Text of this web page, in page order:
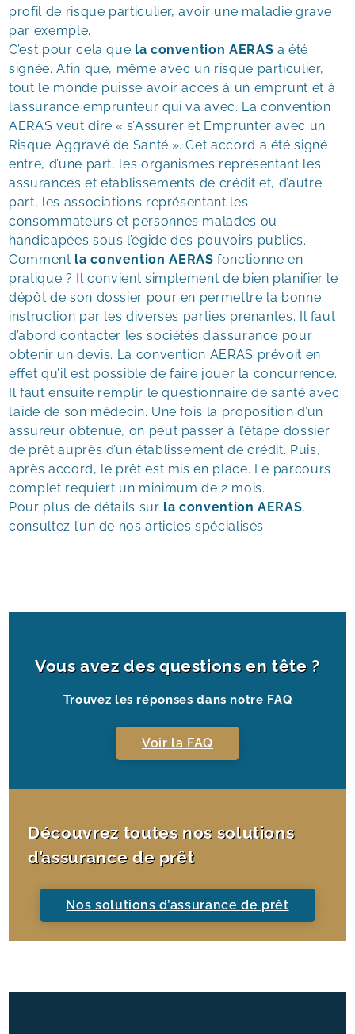
profil de risque particulier, avoir une maladie grave
par exemple.
C’est pour cela que la convention AERAS a été
signée. Afin que, même avec un risque particulier,
tout le monde puisse avoir accès à un emprunt et à
l’assurance emprunteur qui va avec. La convention
AERAS veut dire « s’Assurer et Emprunter avec un
Risque Aggravé de Santé ». Cet accord a été signé
entre, d’une part, les organismes représentant les
assurances et établissements de crédit et, d’autre
part, les associations représentant les
consommateurs et personnes malades ou
handicapées sous l’égide des pouvoirs publics.
Comment la convention AERAS fonctionne en
pratique ? Il convient simplement de bien planifier le
dépôt de son dossier pour en permettre la bonne
instruction par les diverses parties prenantes. Il faut
d’abord contacter les sociétés d’assurance pour
obtenir un devis. La convention AERAS prévoit en
effet qu’il est possible de faire jouer la concurrence.
Il faut ensuite remplir le questionnaire de santé avec
l’aide de son médecin. Une fois la proposition d’un
assureur obtenue, on peut passer à l’étape dossier
de prêt auprès d’un établissement de crédit. Puis,
après accord, le prêt est mis en place. Le parcours
complet requiert un minimum de 2 mois.
Pour plus de détails sur la convention AERAS,
consultez l’un de nos articles spécialisés.
Vous avez des questions en tête ?
Trouvez les réponses dans notre FAQ
Voir la FAQ
Découvrez toutes nos solutions
d’assurance de prêt
Nos solutions d’assurance de prêt